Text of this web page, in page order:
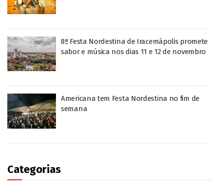
8ª Festa Nordestina de Iracemápolis promete
sabor e música nos dias 11 e 12 de novembro
Americana tem Festa Nordestina no fim de
semana
Categorias